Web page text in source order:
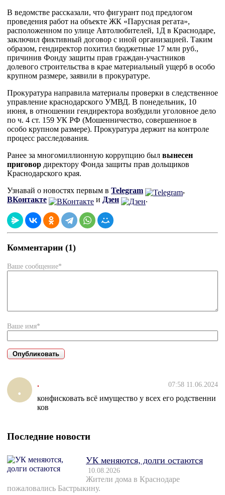
В ведомстве рассказали, что фигурант под предлогом
проведения работ на объекте ЖК «Парусная регата»,
расположенном по улице Автолюбителей, 1Д в Краснодаре,
заключил фиктивный договор с иной организацией. Таким
образом, гендиректор похитил бюджетные 17 млн руб.,
причинив Фонду защиты прав граждан-участников
долевого строительства в крае материальный ущерб в особо
крупном размере, заявили в прокуратуре.
Прокуратура направила материалы проверки в следственное
управление краснодарского УМВД. В понедельник, 10
июня, в отношении гендиректора возбудили уголовное дело
по ч. 4 ст. 159 УК РФ (Мошенничество, совершенное в
особо крупном размере). Прокуратура держит на контроле
процесс расследования.
Ранее за многомиллионную коррупцию был вынесен
приговор директору Фонда защиты прав дольщиков
Краснодарского края.
Узнавай о новостях первым в Telegram
,
ВКонтакте
и Дзен .
Комментарии (1)
Ваше сообщение*
Ваше имя*
. . 07:58 11.06.2024
конфисковать всё имущество у всех его родственни
ков
Последние новости
УК меняются, долги остаются
10.08.2026
Жители дома в Краснодаре
пожаловались Бастрыкину.